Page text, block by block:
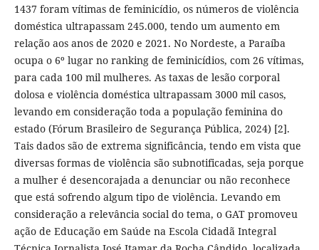
1437 foram vítimas de feminicídio, os números de violência
doméstica ultrapassam 245.000, tendo um aumento em
relação aos anos de 2020 e 2021. No Nordeste, a Paraíba
ocupa o 6º lugar no ranking de feminicídios, com 26 vítimas,
para cada 100 mil mulheres. As taxas de lesão corporal
dolosa e violência doméstica ultrapassam 3000 mil casos,
levando em consideração toda a população feminina do
estado (Fórum Brasileiro de Segurança Pública, 2024) [2].
Tais dados são de extrema significância, tendo em vista que
diversas formas de violência são subnotificadas, seja porque
a mulher é desencorajada a denunciar ou não reconhece
que está sofrendo algum tipo de violência. Levando em
consideração a relevância social do tema, o GAT promoveu
ação de Educação em Saúde na Escola Cidadã Integral